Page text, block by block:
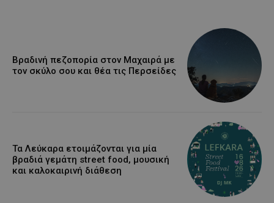
Βραδινή πεζοπορία στον Μαχαιρά με
τον σκύλο σου και θέα τις Περσείδες
Τα Λεύκαρα ετοιμάζονται για μία
βραδιά γεμάτη street food, μουσική
και καλοκαιρινή διάθεση